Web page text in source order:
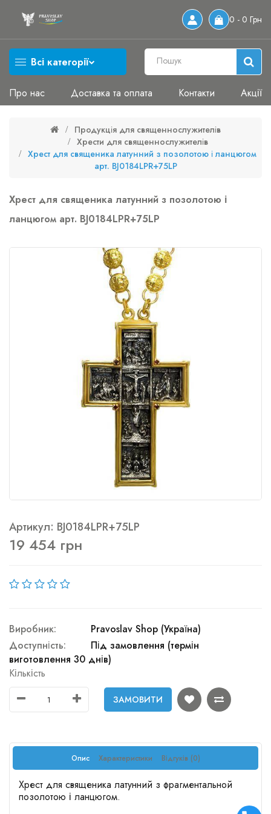
0 - 0 Грн
Всі категорії
Про нас Доставка та оплата Контакти Акції
Продукція для священнослужителів
Хрести для священнослужителів
Хрест для священика латунний з позолотою і ланцюгом
арт. BJ0184LPR+75LP
Хрест для священика латунний з позолотою і
ланцюгом арт. BJ0184LPR+75LP
Артикул: BJ0184LPR+75LP
19 454 грн
Виробник:
Pravoslav Shop (Україна)
Доступність:
Під замовлення (термін
виготовлення 30 днів)
Кількість
ЗАМОВИТИ
Опис Характеристики Відгуків (0)
Хрест для священика латунний з фрагментальной
позолотою і ланцюгом.